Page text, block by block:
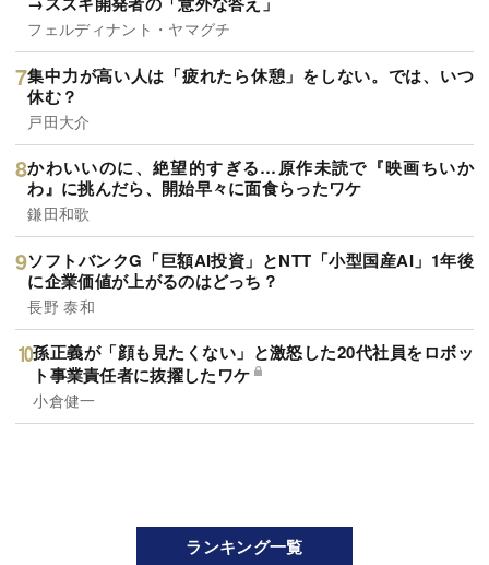
フェルディナント・ヤマグチ
集中力が高い人は「疲れたら休憩」をしない。では、いつ
休む？
戸田大介
かわいいのに、絶望的すぎる…原作未読で『映画ちいか
わ』に挑んだら、開始早々に面食らったワケ
鎌田和歌
ソフトバンクG「巨額AI投資」とNTT「小型国産AI」1年後
に企業価値が上がるのはどっち？
長野 泰和
孫正義が「顔も見たくない」と激怒した20代社員をロボッ
ト事業責任者に抜擢したワケ
小倉健一
ランキング一覧